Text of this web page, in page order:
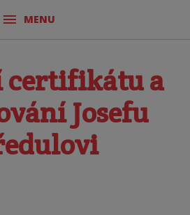
MENU
certifikátu a
Josefu